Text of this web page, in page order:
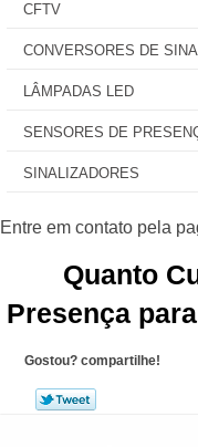
CFTV
CONVERSORES DE
LÂMPADAS LED
SENSORES DE
SINALIZADORES
Quanto
Presença
Gostou? compartilhe!